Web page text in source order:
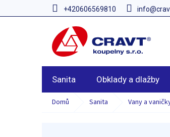
na
+420606569810
Sanita Obklady a dlažby
Domů Sanita Vany a